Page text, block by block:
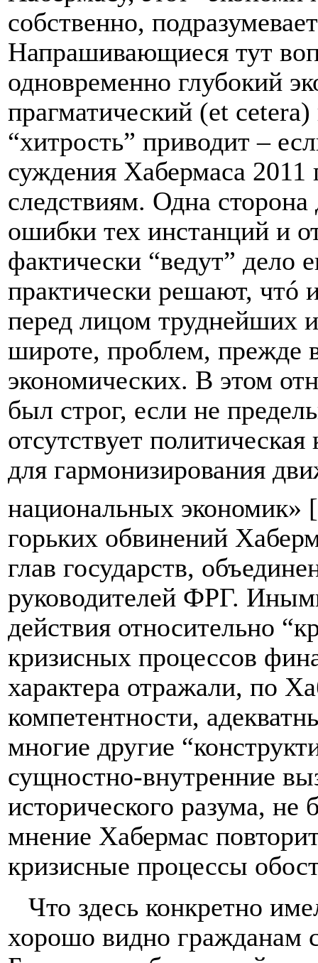
собственно,
Напрашивающиеся тут
одновременно глубокий
прагматический (et cetera)
“хитрость” приводит –
суждения Хабермаса
следствиям. Одна
ошибки тех инстанций и
фактически “ведут” дело
практически решают, чтó
перед лицом труднейших
широте, проблем, прежде
экономических. В этом
был строг, если не
отсутствует
для гармонизирования
национальных экономик»
горьких обвинений
глав государств,
руководителей ФРГ.
действия относительно
кризисных процессов
характера отражали, по
компетентности,
многие другие
сущностно-внутренние
исторического разума, не
мнение Хабермас
кризисные процессы
Что здесь конкретно
хорошо видно гражданам